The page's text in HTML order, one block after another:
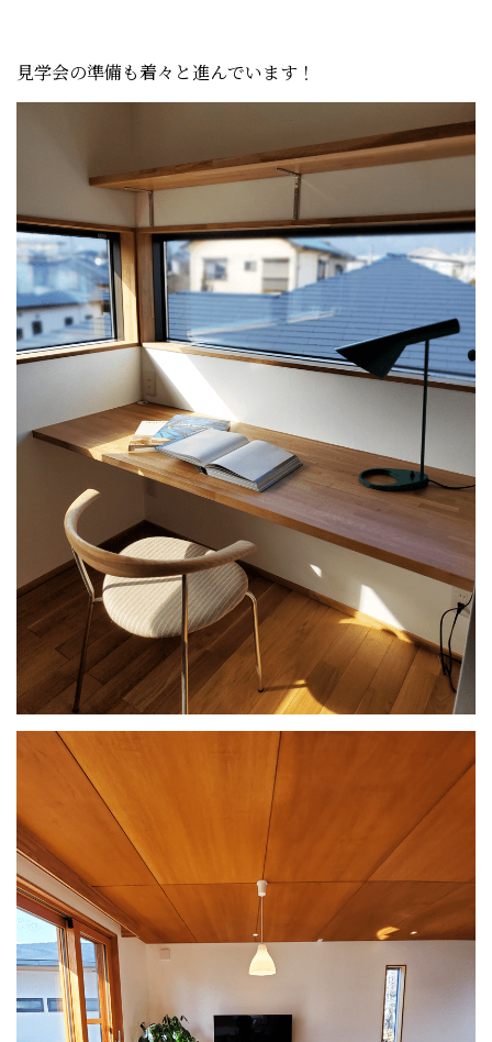
見学会の準備も着々と進んでいます！